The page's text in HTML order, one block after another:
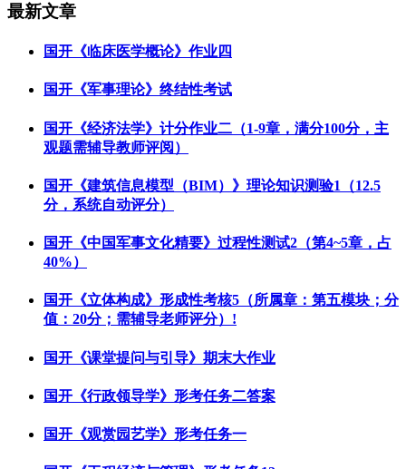
最新文章
国开《临床医学概论》作业四
国开《军事理论》终结性考试
国开《经济法学》计分作业二（1-9章，满分100分，主
观题需辅导教师评阅）
国开《建筑信息模型（BIM）》理论知识测验1（12.5
分，系统自动评分）
国开《中国军事文化精要》过程性测试2（第4~5章，占
40%）
国开《立体构成》形成性考核5（所属章：第五模块；分
值：20分；需辅导老师评分）!
国开《课堂提问与引导》期末大作业
国开《行政领导学》形考任务二答案
国开《观赏园艺学》形考任务一